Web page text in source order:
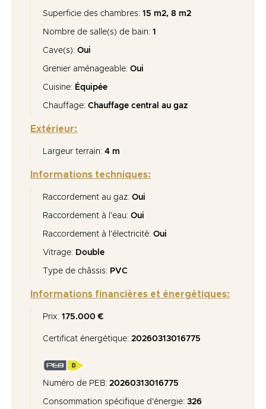
Superficie des chambres: 15 m2, 8 m2
Nombre de salle(s) de bain: 1
Cave(s): Oui
Grenier aménageable: Oui
Cuisine: Équipée
Chauffage: Chauffage central au gaz
Extérieur:
Largeur terrain: 4 m
Informations techniques:
Raccordement au gaz: Oui
Raccordement à l'eau: Oui
Raccordement à l'électricité: Oui
Vitrage: Double
Type de châssis: PVC
Informations financières et énergétiques:
Prix: 175.000 €
Certificat énergétique: 20260313016775
Numéro de PEB: 20260313016775
Consommation spécifique d'énergie: 326